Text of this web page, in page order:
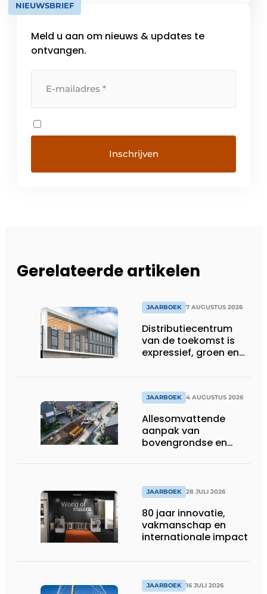
NIEUWSBRIEF
Meld u aan om nieuws & updates te
ontvangen.
Gerelateerde artikelen
JAARBOEK 7 AUGUSTUS 2026
Distributiecentrum
van de toekomst is
expressief, groen en
JAARBOEK 4 AUGUSTUS 2026
Allesomvattende
aanpak van
bovengrondse en
JAARBOEK 28 JULI 2026
80 jaar innovatie,
vakmanschap en
internationale impact
JAARBOEK 16 JULI 2026